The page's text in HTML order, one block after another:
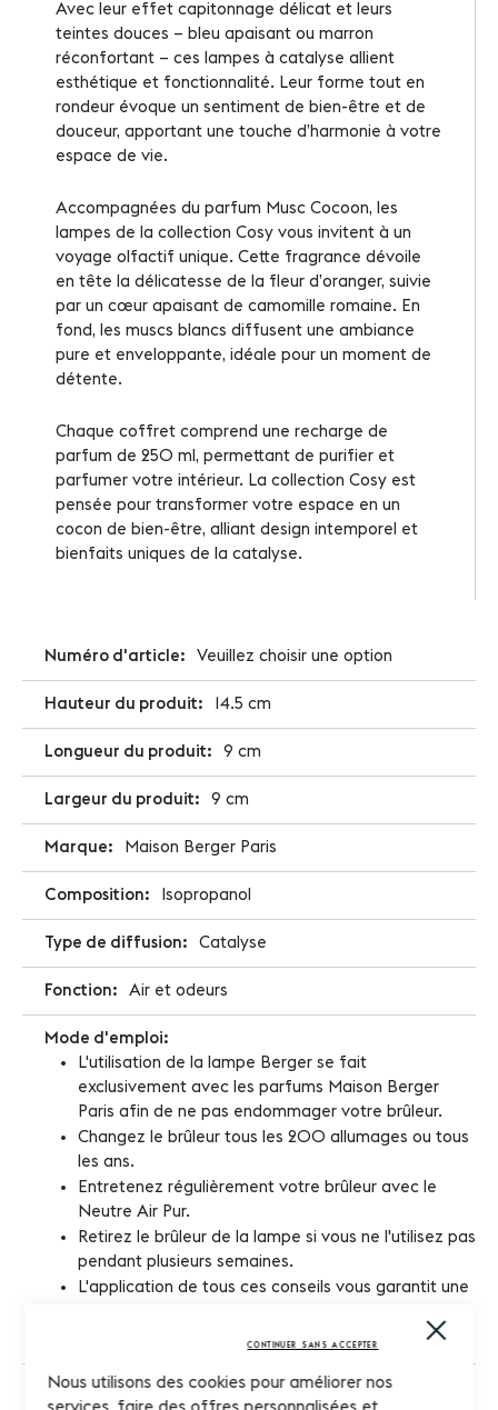
Close
Nous utilisons des cookies pour améliorer nos
services, faire des offres personnalisées et
CONTINUER SANS ACCEPTER
Avec leur effet capitonnage délicat et leurs
teintes douces – bleu apaisant ou marron
réconfortant – ces lampes à catalyse allient
esthétique et fonctionnalité. Leur forme tout en
rondeur évoque un sentiment de bien-être et de
douceur, apportant une touche d’harmonie à votre
espace de vie.
Accompagnées du parfum Musc Cocoon, les
lampes de la collection Cosy vous invitent à un
voyage olfactif unique. Cette fragrance dévoile
en tête la délicatesse de la fleur d’oranger, suivie
par un cœur apaisant de camomille romaine. En
fond, les muscs blancs diffusent une ambiance
pure et enveloppante, idéale pour un moment de
détente.
Chaque coffret comprend une recharge de
parfum de 250 ml, permettant de purifier et
parfumer votre intérieur. La collection Cosy est
pensée pour transformer votre espace en un
cocon de bien-être, alliant design intemporel et
bienfaits uniques de la catalyse.
Veuillez choisir une option
14.5 cm
9 cm
9 cm
Maison Berger Paris
Isopropanol
Catalyse
Air et odeurs
L'utilisation de la lampe Berger se fait
exclusivement avec les parfums Maison Berger
Paris afin de ne pas endommager votre brûleur.
Changez le brûleur tous les 200 allumages ou tous
les ans.
Entretenez régulièrement votre brûleur avec le
Neutre Air Pur.
Retirez le brûleur de la lampe si vous ne l'utilisez pas
pendant plusieurs semaines.
L'application de tous ces conseils vous garantit une
524 ml